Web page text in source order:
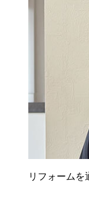
リフォームを